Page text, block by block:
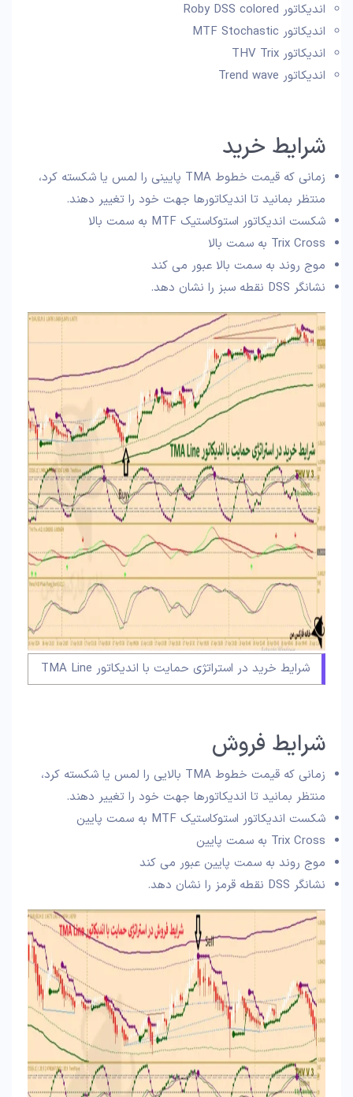
اندیکاتور Roby DSS colored
اندیکاتور MTF Stochastic
اندیکاتور THV Trix
اندیکاتور Trend wave
شرایط خرید
زمانی که قیمت خطوط TMA پایینی را لمس یا شکسته کرد،
منتظر بمانید تا اندیکاتورها جهت خود را تغییر دهند.
شکست اندیکاتور استوکاستیک MTF به سمت بالا
Trix Cross به سمت بالا
موج روند به سمت بالا عبور می کند
نشانگر DSS نقطه سبز را نشان دهد.
شرایط خرید در استراتژی حمایت با اندیکاتور TMA Line
شرایط فروش
زمانی که قیمت خطوط TMA بالایی را لمس یا شکسته کرد،
منتظر بمانید تا اندیکاتورها جهت خود را تغییر دهند.
شکست اندیکاتور استوکاستیک MTF به سمت پایین
Trix Cross به سمت پایین
موج روند به سمت پایین عبور می کند
نشانگر DSS نقطه قرمز را نشان دهد.